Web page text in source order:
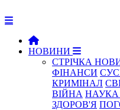
НОВИНИ
СТРІЧКА
ФІНАНСИ
КРИМІНАЛ
ВІЙНА НАУКА
ЗДОРОВ'Я